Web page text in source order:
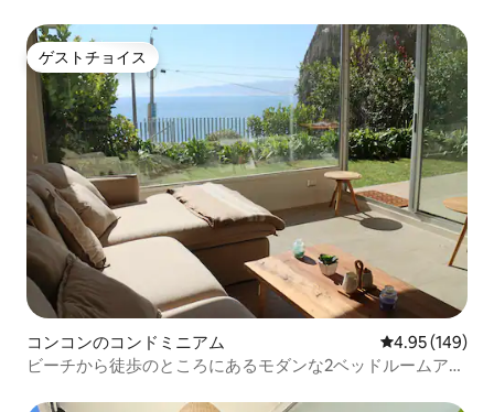
ゲストチョイス
ゲストチョイス
コンコンのコンドミニアム レビュー149
4.95 (149)
ビーチから徒歩のところにあるモダンな2ベッドルームアパ